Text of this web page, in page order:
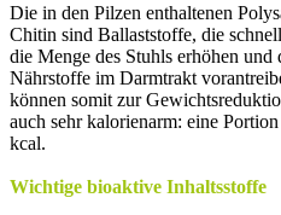
Die in den Pilzen enthaltenen
Chitin sind Ballaststoffe, die
die Menge des Stuhls erhöhen und
Nährstoffe im Darmtrakt
können somit zur
auch sehr kalorienarm: eine
kcal.
Wichtige bioaktive Inhaltsstoffe